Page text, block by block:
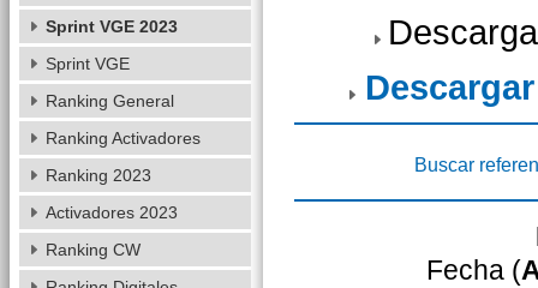
Buscar
Fecha (
Sprint VGE 2023
Sprint VGE
Ranking General
Ranking Activadores
Ranking 2023
Activadores 2023
Ranking CW